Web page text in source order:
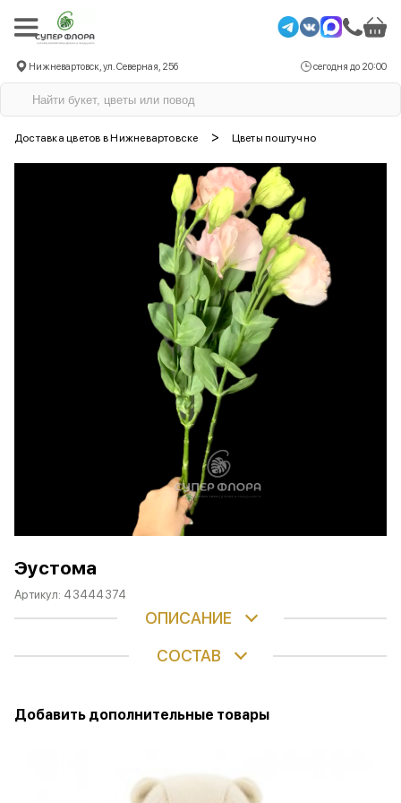
Нижневартовск, ул. Северная, 25б сегодня до 20:00
Доставка цветов в Нижневартовске > Цветы поштучно
Эустома
Артикул: 43444374
ОПИСАНИЕ
СОСТАВ
Добавить дополнительные товары